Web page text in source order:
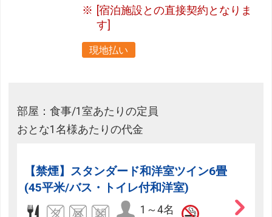
[宿泊施設との直接契約となりま
す]
現地払い
部屋：食事/1室あたりの定員
おとな1名様あたりの代金
【禁煙】スタンダード和洋室ツイン6畳
(45平米/バス・トイレ付和洋室)
1～4名